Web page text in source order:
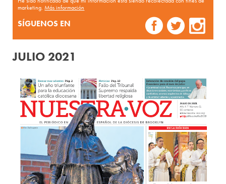
marketing.Más información
SÍGUENOS EN
JULIO 2021